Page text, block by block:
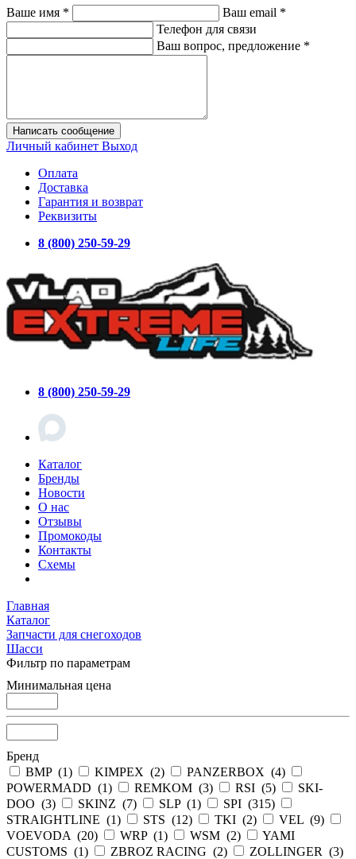
Ваше имя * Ваш email *
Телефон для связи
Ваш вопрос, предложение *
Написать сообщение
Личный кабинет Выход
Оплата
Доставка
Гарантия и возврат
Реквизиты
8 (800) 250-59-29
8 (800) 250-59-29
Каталог
Бренды
Новости
О нас
Отзывы
Промокоды
Контакты
Схемы
Главная
Каталог
Запчасти для снегоходов
Шасси
Фильтр по параметрам
Минимальная цена
Бренд
BMP (1) KIMPEX (2) PANZERBOX (4)
POWERMADD (1) REMKOM (3) RSI (5)
SKI-
DOO (3) SKINZ (7) SLP (1) SPI (315)
STRAIGHTLINE (1) STS (12) TKI (2) VEL (9)
VOEVODA (20) WRP (1) WSM (2)
YAMI
CUSTOMS (1) ZBROZ RACING (2) ZOLLINGER (3)